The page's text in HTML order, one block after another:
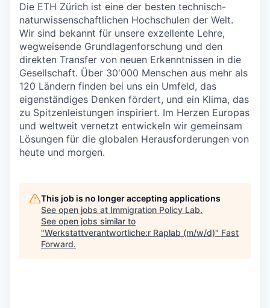
Die ETH Zürich ist eine der besten technisch-
naturwissenschaftlichen Hochschulen der Welt.
Wir sind bekannt für unsere exzellente Lehre,
wegweisende Grundlagenforschung und den
direkten Transfer von neuen Erkenntnissen in die
Gesellschaft. Über 30'000 Menschen aus mehr als
120 Ländern finden bei uns ein Umfeld, das
eigenständiges Denken fördert, und ein Klima, das
zu Spitzenleistungen inspiriert. Im Herzen Europas
und weltweit vernetzt entwickeln wir gemeinsam
Lösungen für die globalen Herausforderungen von
heute und morgen.
This job is no longer accepting applications
See open jobs at Immigration Policy Lab.
See open jobs similar to
"Werkstattverantwortliche:r Raplab (m/w/d)" Fast
Forward.